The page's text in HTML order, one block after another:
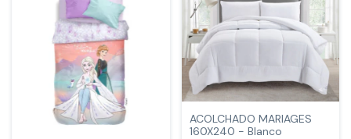
ACOLCHADO MARIAGES
160X240 - Blanco